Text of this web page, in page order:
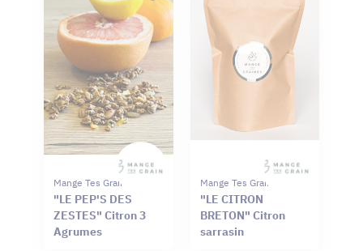
Mange Tes Graines
"LE PEP'S DES
ZESTES" Citron 3
Agrumes
Mange Tes Graines
"LE CITRON
BRETON" Citron
sarrasin